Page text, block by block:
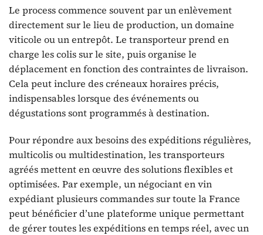
Le process commence souvent par un enlèvement
directement sur le lieu de production, un domaine
viticole ou un entrepôt. Le transporteur prend en
charge les colis sur le site, puis organise le
déplacement en fonction des contraintes de livraison.
Cela peut inclure des créneaux horaires précis,
indispensables lorsque des événements ou
dégustations sont programmés à destination.
Pour répondre aux besoins des expéditions régulières,
multicolis ou multidestination, les transporteurs
agréés mettent en œuvre des solutions flexibles et
optimisées. Par exemple, un négociant en vin
expédiant plusieurs commandes sur toute la France
peut bénéficier d’une plateforme unique permettant
de gérer toutes les expéditions en temps réel, avec un